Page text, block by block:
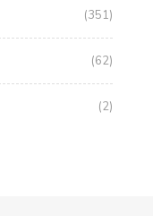
(351)
(62)
(2)